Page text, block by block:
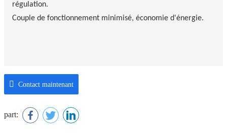
régulation.
Couple de fonctionnement minimisé, économie d'énergie.
Contact maintenant
part: